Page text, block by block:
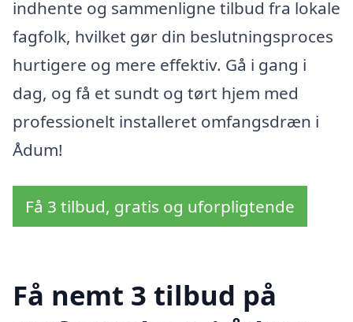
indhente og sammenligne tilbud fra lokale
fagfolk, hvilket gør din beslutningsproces
hurtigere og mere effektiv. Gå i gang i
dag, og få et sundt og tørt hjem med
professionelt installeret omfangsdræn i
Ådum!
Få 3 tilbud, gratis og uforpligtende
Få nemt 3 tilbud på